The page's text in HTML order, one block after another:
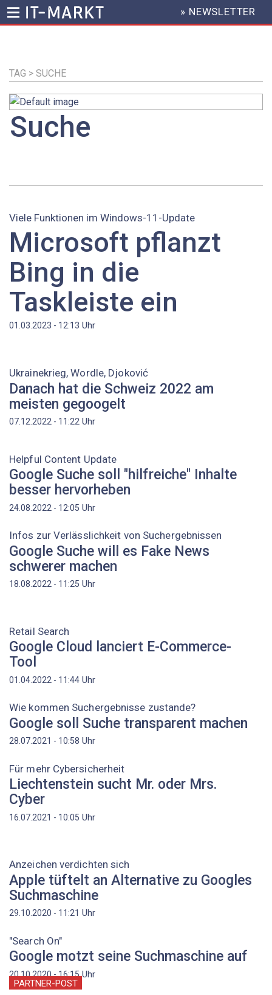
Inhalt
HEADER
MENU
» NEWSLETTER
TAG > SUCHE
Suche
Viele Funktionen im Windows-11-Update
Microsoft pflanzt
Bing in die
Taskleiste ein
01.03.2023 - 12:13 Uhr
Ukrainekrieg, Wordle, Djoković
Danach hat die Schweiz 2022 am
meisten gegoogelt
07.12.2022 - 11:22 Uhr
Helpful Content Update
Google Suche soll "hilfreiche" Inhalte
besser hervorheben
24.08.2022 - 12:05 Uhr
Infos zur Verlässlichkeit von Suchergebnissen
Google Suche will es Fake News
schwerer machen
18.08.2022 - 11:25 Uhr
Retail Search
Google Cloud lanciert E-Commerce-
Tool
01.04.2022 - 11:44 Uhr
Wie kommen Suchergebnisse zustande?
Google soll Suche transparent machen
28.07.2021 - 10:58 Uhr
Für mehr Cybersicherheit
Liechtenstein sucht Mr. oder Mrs.
Cyber
16.07.2021 - 10:05 Uhr
Anzeichen verdichten sich
Apple tüftelt an Alternative zu Googles
Suchmaschine
29.10.2020 - 11:21 Uhr
"Search On"
Google motzt seine Suchmaschine auf
20.10.2020 - 16:15Uhr
PARTNER-POST